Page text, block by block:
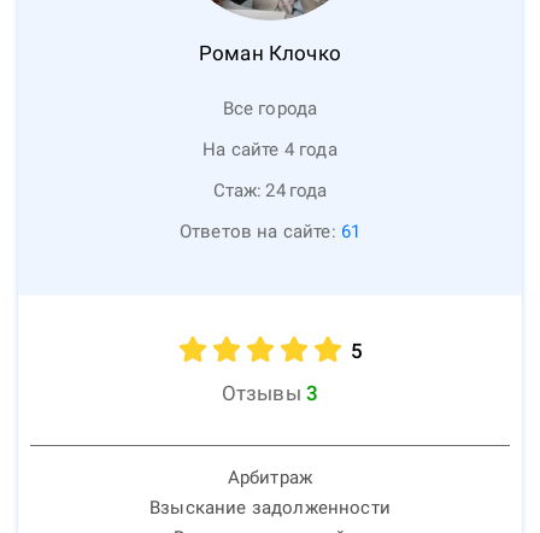
Роман Клочко
Все города
На сайте 4 года
Стаж: 24 года
Ответов на сайте: 61
5
Отзывы 3
Арбитраж
Взыскание задолженности